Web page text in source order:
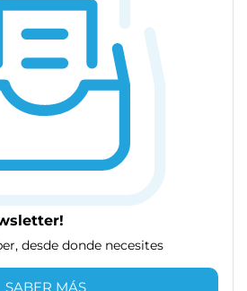
desde donde necesites
SABER MÁS